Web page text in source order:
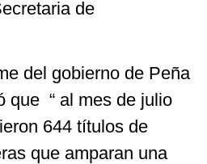
de
del gobierno de Peña
que “ al mes de julio
644 títulos de
que amparan una